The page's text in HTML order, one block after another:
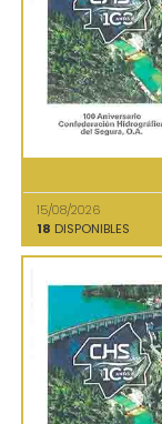
15/08/2026
18 DISPONIBLES